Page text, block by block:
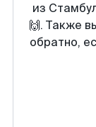
из
🙌. Также
обратно,